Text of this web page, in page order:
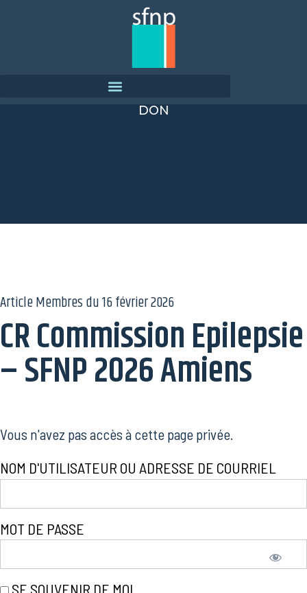
DON
Article Membres du16 février 2026
CR Commission Epilepsie
– SFNP 2026 Amiens
Vous n'avez pas accès à cette page privée.
NOM D'UTILISATEUR OU ADRESSE DE COURRIEL
MOT DE PASSE
SE SOUVENIR DE MOI